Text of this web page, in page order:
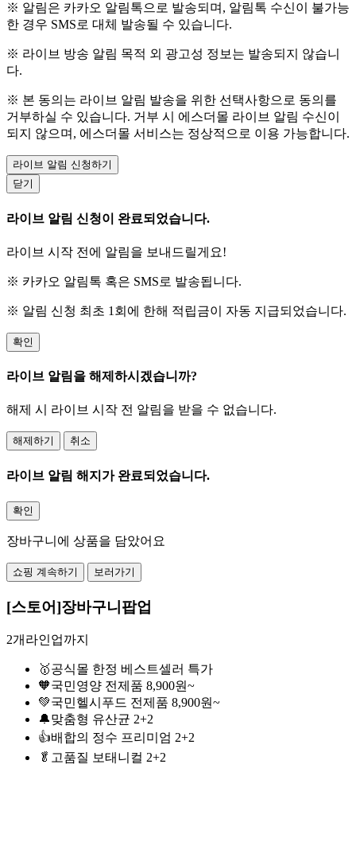
※ 알림은 카카오 알림톡으로 발송되며, 알림톡 수신이 불가능
한 경우 SMS로 대체 발송될 수 있습니다.
※ 라이브 방송 알림 목적 외 광고성 정보는 발송되지 않습니
다.
※ 본 동의는 라이브 알림 발송을 위한 선택사항으로 동의를
거부하실 수 있습니다. 거부 시 에스더몰 라이브 알림 수신이
되지 않으며, 에스더몰 서비스는 정상적으로 이용 가능합니다.
라이브 알림 신청하기
닫기
라이브 알림 신청이 완료되었습니다.
라이브 시작 전에 알림을 보내드릴게요!
※ 카카오 알림톡 혹은 SMS로 발송됩니다.
※ 알림 신청 최초 1회에 한해 적립금이 자동 지급되었습니다.
확인
라이브 알림을 해제하시겠습니까?
해제 시 라이브 시작 전 알림을 받을 수 없습니다.
해제하기 취소
라이브 알림 해지가 완료되었습니다.
확인
장바구니에 상품을 담았어요
쇼핑 계속하기 보러가기
[스토어]장바구니팝업
2개라인업까지
🥇공식몰 한정 베스트셀러 특가
🧡국민영양 전제품 8,900원~
💚국민헬시푸드 전제품 8,900원~
🔔맞춤형 유산균 2+2
👍배합의 정수 프리미엄 2+2
🥬고품질 보태니컬 2+2